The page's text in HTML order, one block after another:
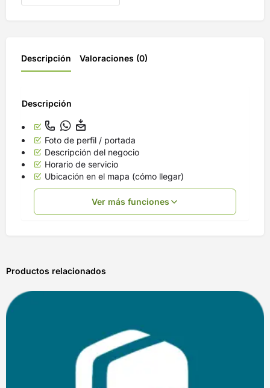
Descripción Valoraciones (0)
Descripción
Foto de perfil / portada
Descripción del negocio
Horario de servicio
Ubicación en el mapa (cómo llegar)
Ver más funciones
Productos relacionados